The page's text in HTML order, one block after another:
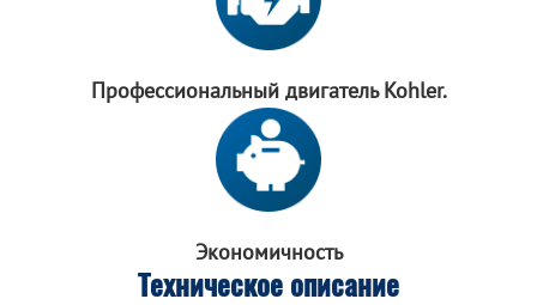
Профессиональныйдвигатель Kohler.
Экономичность
Техническое описание